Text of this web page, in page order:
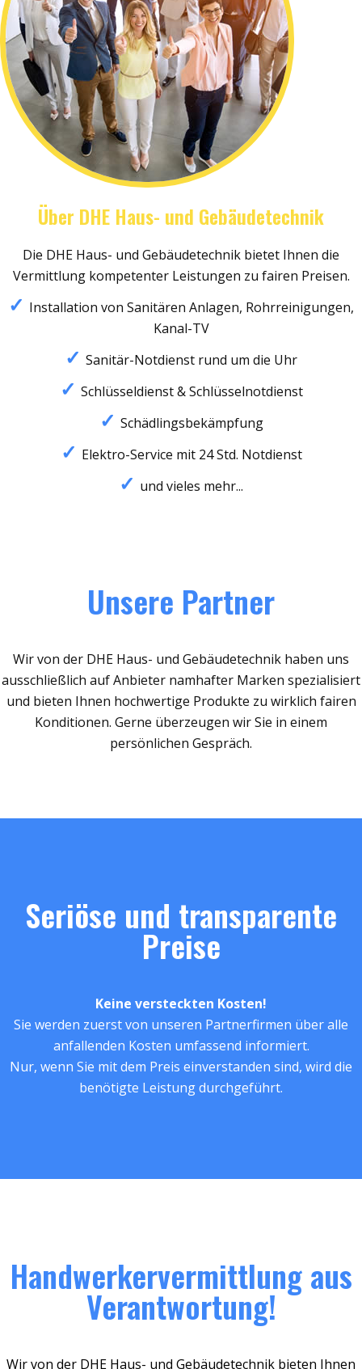
Über DHE Haus- und Gebäudetechnik
Die DHE Haus- und Gebäudetechnik bietet Ihnen die
Vermittlung kompetenter Leistungen zu fairen Preisen.
Installation von Sanitären Anlagen, Rohrreinigungen,
Kanal-TV
Sanitär-Notdienst rund um die Uhr
Schlüsseldienst & Schlüsselnotdienst
Schädlingsbekämpfung
Elektro-Service mit 24 Std. Notdienst
und vieles mehr...
Unsere Partner
Wir von der DHE Haus- und Gebäudetechnik haben uns
ausschließlich auf Anbieter namhafter Marken spezialisiert
und bieten Ihnen hochwertige Produkte zu wirklich fairen
Konditionen. Gerne überzeugen wir Sie in einem
persönlichen Gespräch.
Seriöse und transparente
Preise
Keine versteckten Kosten!
Sie werden zuerst von unseren Partnerfirmen über alle
anfallenden Kosten umfassend informiert.
Nur, wenn Sie mit dem Preis einverstanden sind, wird die
benötigte Leistung durchgeführt.
Handwerkervermittlung aus
Verantwortung!
Wir von der DHE Haus- und Gebäudetechnik bieten Ihnen